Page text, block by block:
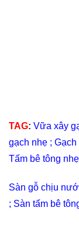
TAG: Vữa xây
gạch nhẹ ; Gạch
Tấm bê tông
Sàn gỗ chịu
; Sàn tấm bê